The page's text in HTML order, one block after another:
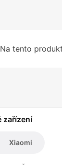
Na tento
zařízení
Xiaomi